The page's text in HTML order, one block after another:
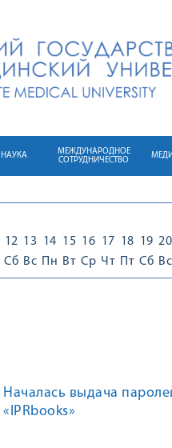
НАУКА
МЕЖДУНАРОДНОЕ
СОТРУДНИЧЕСТВО
12
Сб
13
Вс
14
Пн
15
Вт
16
Ср
17
Чт
18
Пт
19
Сб
20
Вс
Началась выдача
«IPRbooks»